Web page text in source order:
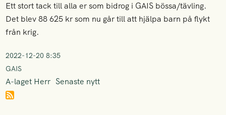
Ett stort tack till alla er som bidrog i GAIS bössa/tävling.
Det blev 88 625 kr som nu går till att hjälpa barn på flykt
från krig.
2022-12-20 8:35
GAIS
A-laget Herr Senaste nytt